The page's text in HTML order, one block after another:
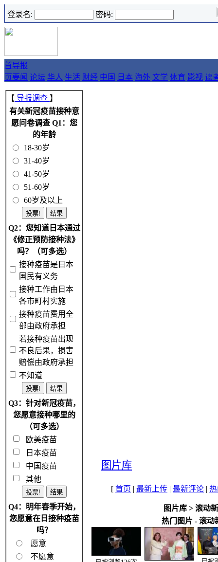
登录名: 密码:
首
页
导报
要闻 论坛 华人 生活 财经 中国 日本 海外 文学 体育 影视 读
【 导报调查 】
有关新冠疫苗接种意
愿问卷调查 Q1：您
的年龄
18-30岁
31-40岁
41-50岁
51-60岁
60岁及以上
Q2：您知道日本通过
《修正预防接种法》
吗？（可多选）
接种疫苗是日本
国民有义务
接种工作由日本
各市町村实施
接种疫苗费用全
部由政府承担
若接种疫苗出现
不良后果，损害
赔偿由政府承担
不知道
Q3：针对新冠疫苗，
您愿意接种哪里的
（可多选）
欧美疫苗
日本疫苗
中国疫苗
其他
Q4：明年春季开始，
您愿意在日接种疫苗
吗？
愿意
不愿意
图片库
[ 首页 | 最新上传 | 最新评论 |
图片库 > 滚动
热门图片 - 滚动